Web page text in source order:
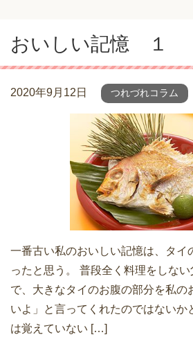
おいしい記憶 １
2020年9月12日 つれづれコラム
一番古い私のおいしい記憶は、タイ
ったと思う。 普段全く料理をしな
で、大きなタイのお腹の部分を私の
いよ」と言ってくれたのではないか
は覚えていない […]